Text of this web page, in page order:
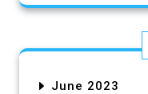
June 2023